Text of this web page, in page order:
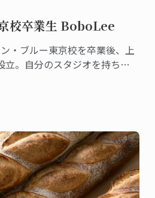
校卒業生 BoboLee
・ブルー東京校を卒業後、上
立。自分のスタジオを持ち、